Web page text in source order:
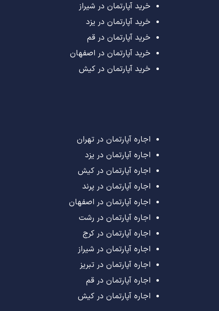
خرید آپارتمان در شیراز
خرید آپارتمان در یزد
خرید آپارتمان در قم
خرید آپارتمان در اصفهان
خرید آپارتمان در کیش
اجاره آپارتمان در تهران
اجاره آپارتمان در یزد
اجاره آپارتمان در کیش
اجاره آپارتمان در پرند
اجاره آپارتمان در اصفهان
اجاره آپارتمان در رشت
اجاره آپارتمان در کرج
اجاره آپارتمان در شیراز
اجاره آپارتمان در تبریز
اجاره آپارتمان در قم
اجاره آپارتمان در کیش